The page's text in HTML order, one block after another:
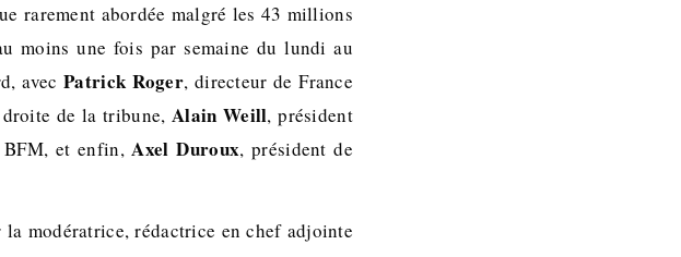
rarement abordée malgré les 43 millions
moins une fois par semaine du lundi au
avec Patrick Roger, directeur de France
de la tribune, Alain Weill, président
BFM, et enfin,Axel Duroux, président de
la modératrice, rédactrice en chef adjointe